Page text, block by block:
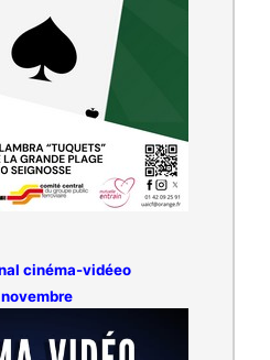
cinéma-vidéeo